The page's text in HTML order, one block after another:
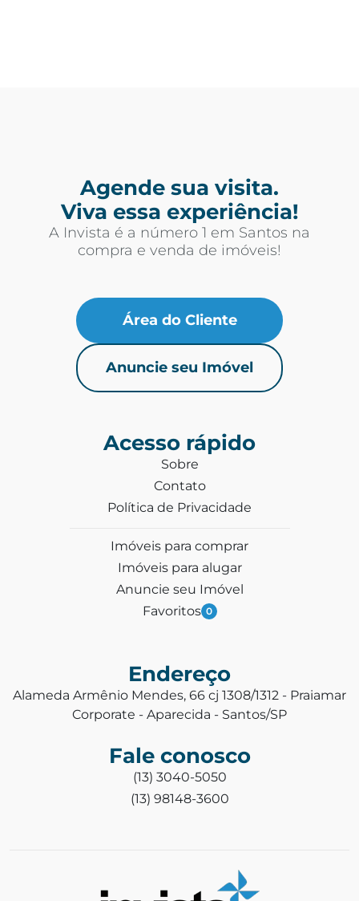
Agende sua visita.
Viva essa experiência!
A Invista é a número 1 em Santos na
compra e venda de imóveis!
Área do Cliente
Anuncie seu Imóvel
Acesso rápido
Sobre
Contato
Política de Privacidade
Imóveis para comprar
Imóveis para alugar
Anuncie seu Imóvel
Favoritos 0
Endereço
Alameda Armênio Mendes, 66 cj 1308/1312 - Praiamar
Corporate - Aparecida - Santos/SP
Fale conosco
(13) 3040-5050
(13) 98148-3600